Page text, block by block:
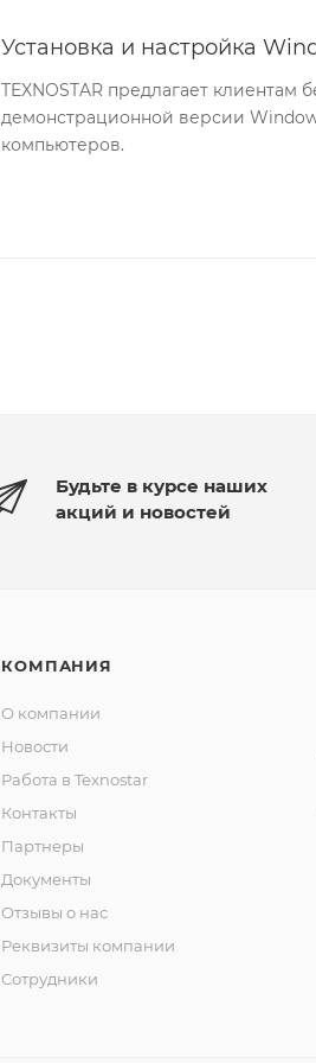
Установка и настройка
TEXNOSTAR предлагает клиентам
демонстрационной версии
компьютеров.
Будьте в курсе наших
акций и новостей
КОМПАНИЯ
О компании
Новости
Работа в Texnostar
Контакты
Партнеры
Документы
Отзывы о нас
Реквизиты компании
Сотрудники